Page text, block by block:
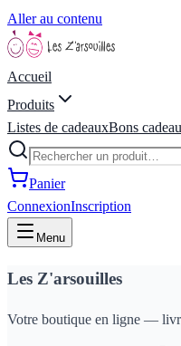
Aller au contenu
Accueil
Produits
Listes de cadeauxBons
Panier
ConnexionInscription
Menu
Les Z'arsouilles
Votre boutique en ligne —